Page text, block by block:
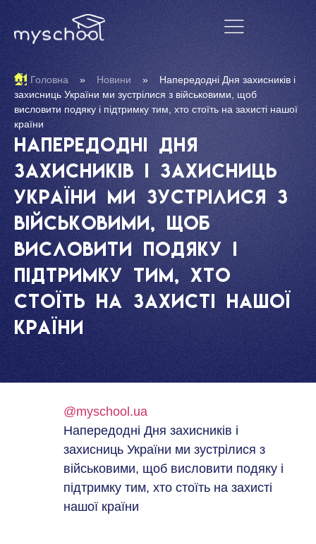
Головна » Новини »
Напередодні Дня захисників і
захисниць України ми зустрілися з військовими, щоб
висловити подяку і підтримку тим, хто стоїть на захисті нашої
країни
Напередодні Дня
захисників і захисниць
України ми зустрілися з
військовими, щоб
висловити подяку і
підтримку тим, хто
стоїть на захисті нашої
країни
@myschool.ua
Напередодні Дня захисників і
захисниць України ми зустрілися з
військовими, щоб висловити подяку і
підтримку тим, хто стоїть на захисті
нашої країни